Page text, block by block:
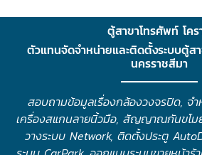
ตู้สาขาโทรศัพท์ โคร
ตัวแทนจัดจำหน่ายและติดตั้งระบบตู้ส
นครราชสีมา
สอบถามข้อมูลเรื่องกล้องวงจรปิด, จ
เครื่องสแกนลายนิ้วมือ, สัญญาณกันขโม
วางระบบ Network, ติดตั้งประตู